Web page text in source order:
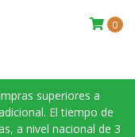
superiores a
El tiempo de
a nivel nacional de 3
0